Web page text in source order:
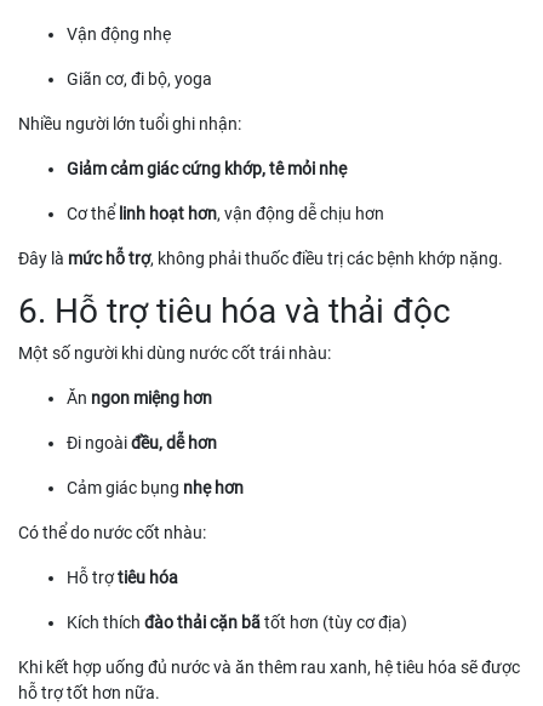
Vận động nhẹ
Giãn cơ, đi bộ, yoga
Nhiều người lớn tuổi ghi nhận:
Giảm cảm giác cứng khớp, tê mỏi nhẹ
Cơ thể linh hoạt hơn, vận động dễ chịu hơn
Đây là mức hỗ trợ, không phải thuốc điều trị các bệnh khớp nặng.
6. Hỗ trợ tiêu hóa và thải độc
Một số người khi dùng nước cốt trái nhàu:
Ăn ngon miệng hơn
Đi ngoàiđều, dễ hơn
Cảm giác bụng nhẹ hơn
Có thể do nước cốt nhàu:
Hỗ trợtiêu hóa
Kích thích đào thải cặn bãtốt hơn (tùy cơ địa)
Khi kết hợp uống đủ nước và ăn thêm rau xanh, hệ tiêu hóa sẽ được
hỗ trợ tốt hơn nữa.